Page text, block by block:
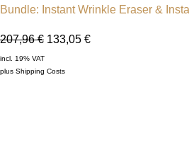
Bundle: Instant Wrinkle Eraser &
207,96€ 133,05 €
incl. 19% VAT
plus Shipping Costs